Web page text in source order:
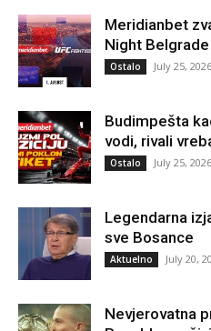
Meridianbet
Night Belgrade
Ostalo July 25, 2026
Budimpešta
vodi, rivali
Ostalo July 25, 2026
Legendarna
sve Bosance
Aktuelno July 20,
Nevjerovatna